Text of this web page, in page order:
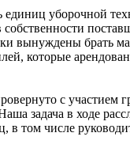
единиц уборочной
вынуждены брать
которые
с участием
задача в ходе
в том числе